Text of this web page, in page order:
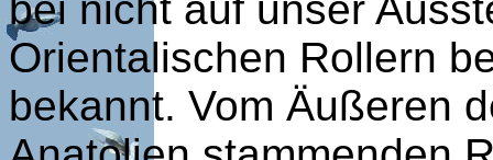
Orientalischen Rollern
bekannt. Vom Äußeren